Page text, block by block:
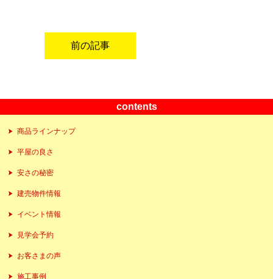
前の記事
contents
商品ラインナップ
平屋の良さ
安さの秘密
建売物件情報
イベント情報
見学会予約
お客さまの声
施工事例